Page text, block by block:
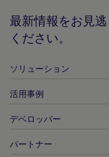
ペ
ー
最新情報をお見
ください。
ソリューション
入金
出金
活用事例
ホスピタリティ
自動車
デベロッパー
デベロッパーツール
パートナー